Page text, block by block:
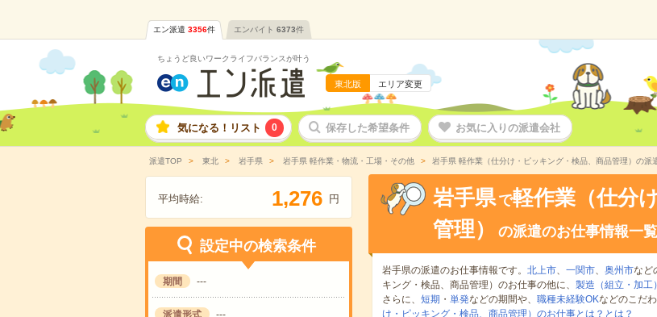
エン派遣 3356件 エンバイト 6373件
ちょうど良いワークライフバランスが叶う
東北版 エリア変更
気になる！リスト 0 保存した希望条件 お気に入りの派遣会社
派遣TOP 東北 岩手県 岩手県 軽作業・物流・工場・その他 岩手県 軽作業（仕分け・ピッキング・検品、商品管理）の派
平均時給: 1,276 円
設定中の検索条件
期間 ---
派遣形式 ---
岩手県 で軽作業（仕分
管理）
の派遣のお仕事情報一覧
岩手県の派遣のお仕事情報です。 北上市、 一関市、 奥州市など
キング・検品、商品管理）のお仕事の他に、 製造（組立・加工）
さらに、 短期 ・ 単発などの期間や、 職種未経験OKなどのこだ
け・ピッキング・検品、商品管理）のお仕事とは？とは？